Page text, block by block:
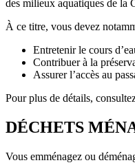
des milieux aquatiques de la
À ce titre, vous devez
Entretenir le cours
Contribuer à la
Assurer l’accès au
Pour plus de détails,
DÉCHETS
Vous emménagez ou